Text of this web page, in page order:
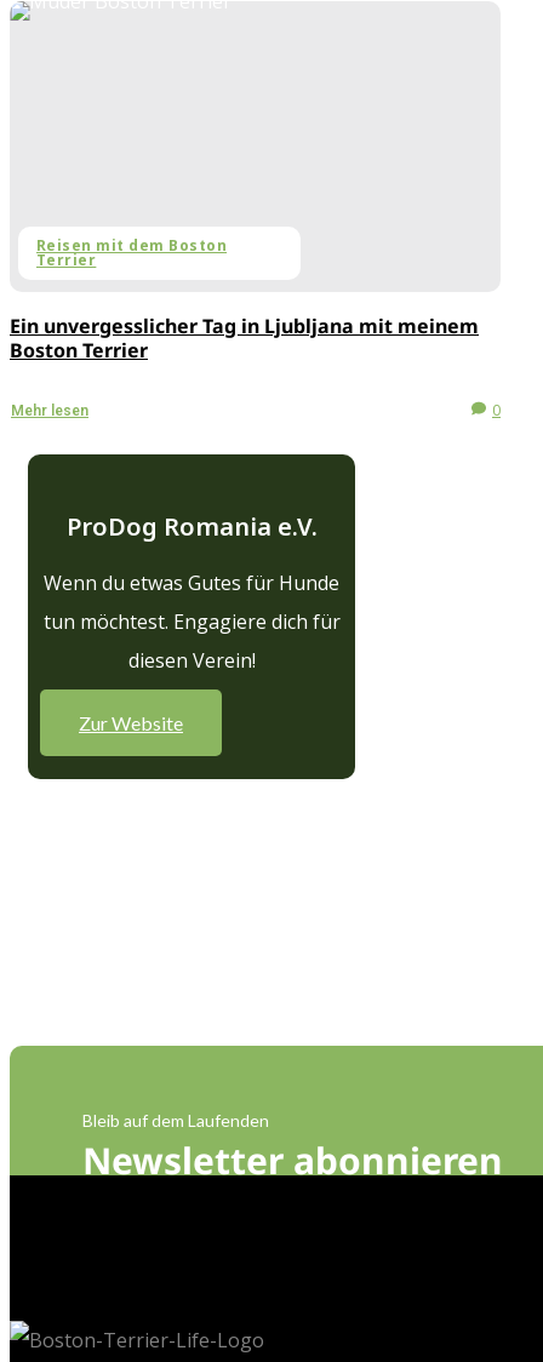
Reisen mit dem Boston
Terrier
Ein unvergesslicher Tag in Ljubljana mit meinem
Boston Terrier
Mehr lesen 0
ProDog Romania e.V.
Wenn du etwas Gutes für Hunde
tun möchtest. Engagiere dich für
diesen Verein!
Zur Website
Bleib auf dem Laufenden
Newsletter abonnieren